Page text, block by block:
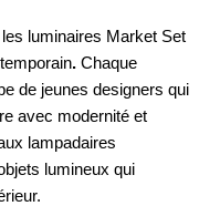
luminaires Market Set
. Chaque
de jeunes designers qui
avec modernité et
lampadaires
lumineux qui